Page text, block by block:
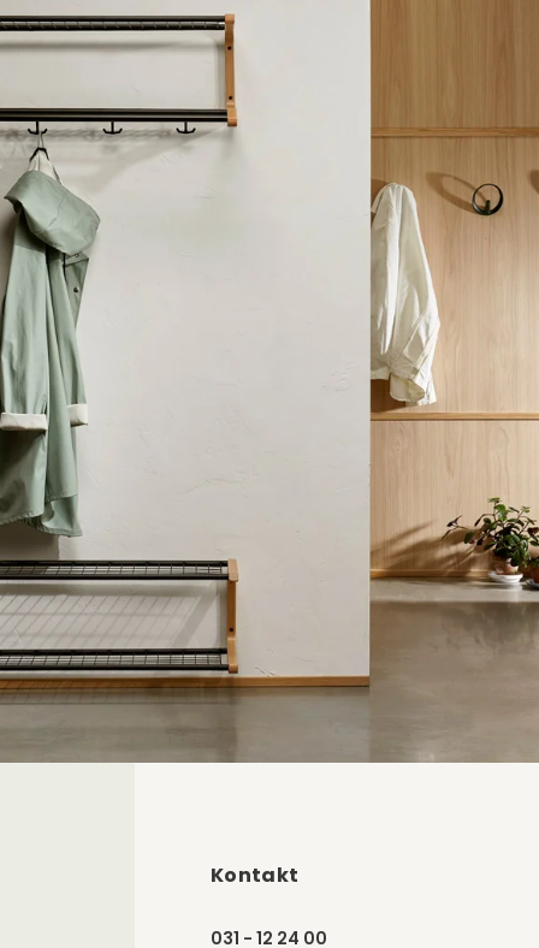
Kontakt
031 - 12 24 00